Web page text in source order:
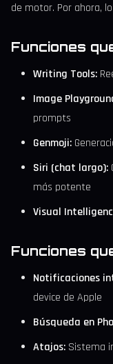
de motor. Por ahora,
Funciones
Writing Tools:
Image
prompts
Genmoji:
Siri (chat largo):
más potente
Visual
Funciones
Notificaciones
device de Apple
Búsqueda en
Atajos: Sistema